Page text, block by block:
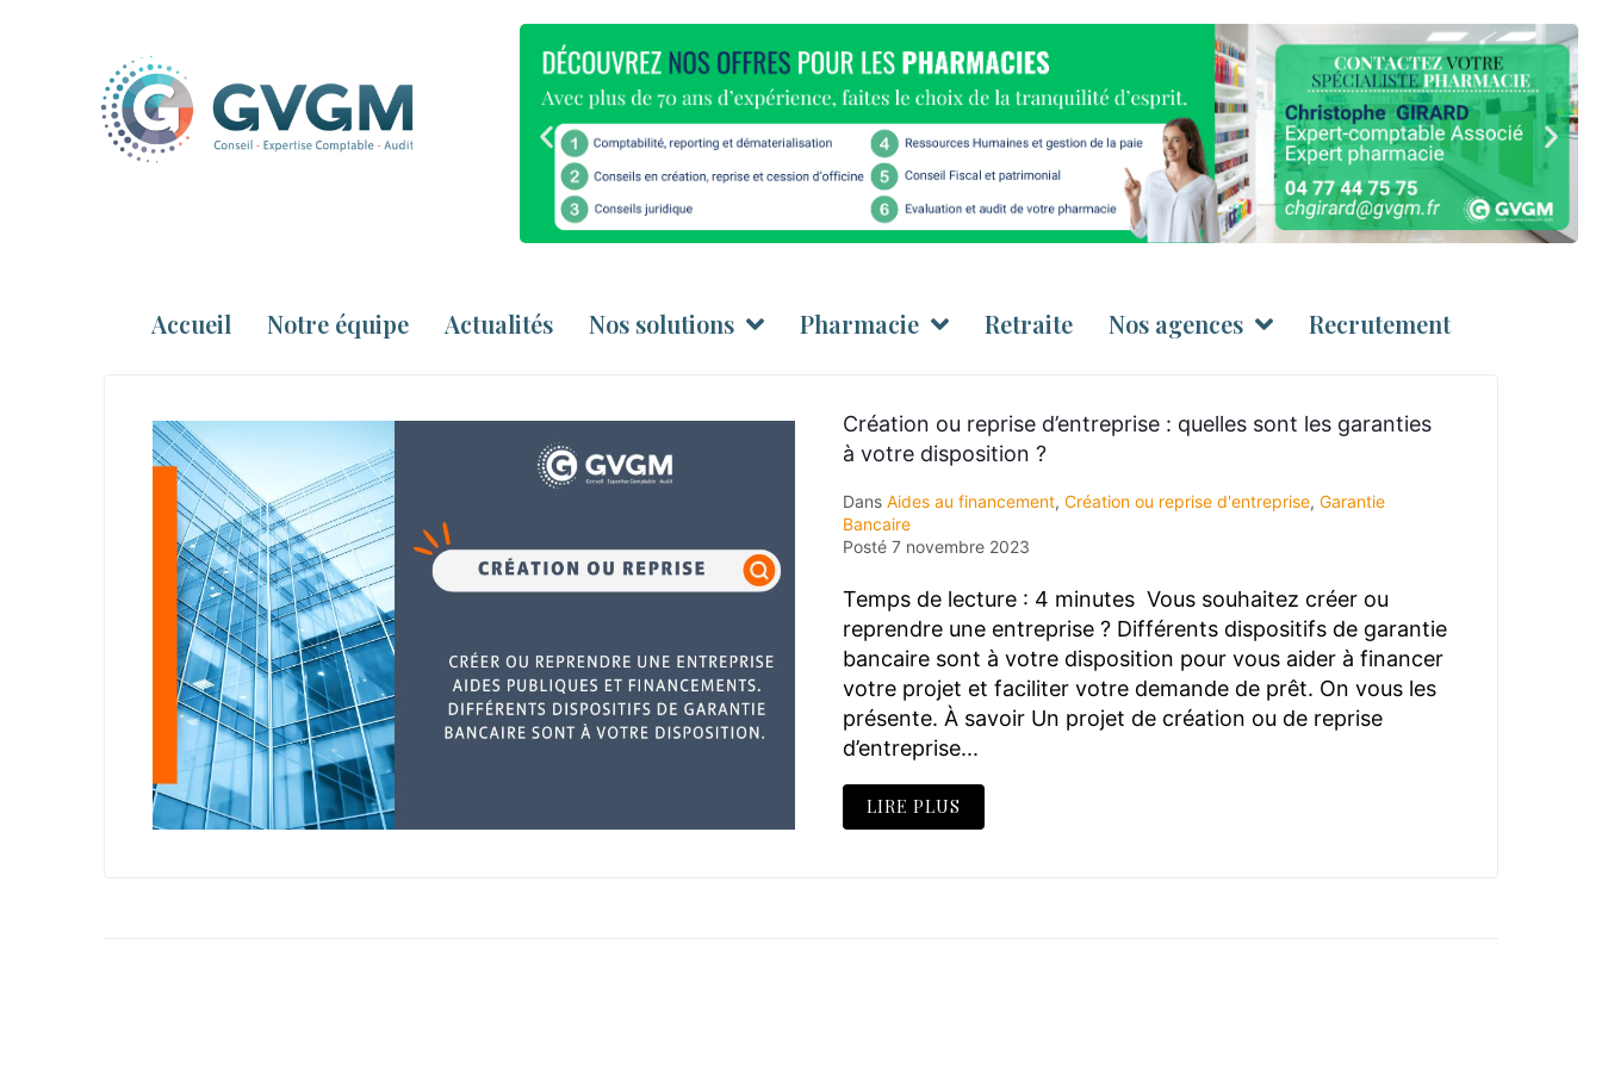
Accueil Notre équipe Actualités Nos solutions Pharmacie Retraite Nos agences Recrutement
Création ou reprise d’entreprise : quelles sont les garanties
à votre disposition ?
DansAides au financement,Création ou reprise d'entreprise,Garantie
Bancaire
Posté7 novembre 2023
Temps de lecture : 4 minutes Vous souhaitez créer ou
reprendre une entreprise ? Différents dispositifs de garantie
bancaire sont à votre disposition pour vous aider à financer
votre projet et faciliter votre demande de prêt. On vous les
présente. À savoir Un projet de création ou de reprise
d’entreprise...
LIRE PLUS